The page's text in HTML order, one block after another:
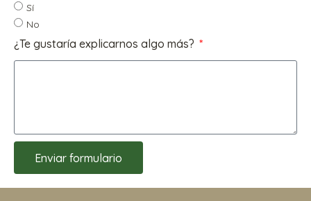
Sí
No
¿Te gustaría explicarnos algo más?
Enviar formulario